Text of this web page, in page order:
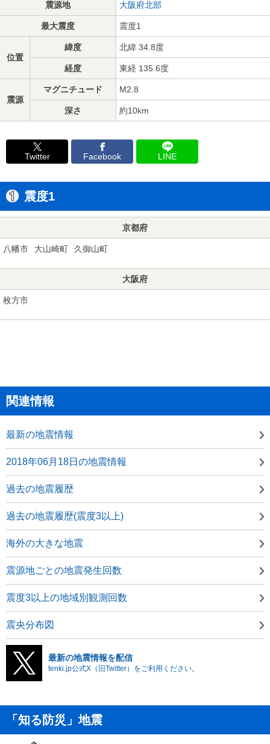
震源地 大阪府北部
最大震度 震度1
位置
緯度 北緯 34.8度
経度 東経 135.6度
震源
マグニチュード M2.8
深さ 約10km
Twitter Facebook LINE
震度1
京都府
八幡市 大山崎町 久御山町
大阪府
枚方市
関連情報
最新の地震情報
2018年06月18日の地震情報
過去の地震履歴
過去の地震履歴(震度3以上)
海外の大きな地震
震源地ごとの地震発生回数
震度3以上の地域別観測回数
震央分布図
最新の地震情報を配信
tenki.jp公式X（旧Twitter）をご利用ください。
「知る防災」地震